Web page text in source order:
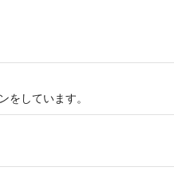
をしています。